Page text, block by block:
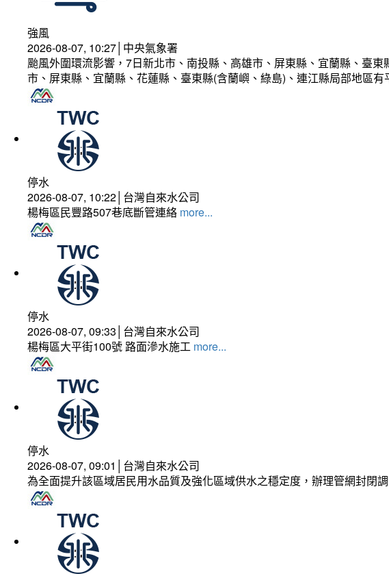
強風
2026-08-07, 10:27│中央氣象署
颱風外圍環流影響，7日新北市、南投縣、高雄市、屏東縣、宜蘭縣、臺
市、屏東縣、宜蘭縣、花蓮縣、臺東縣(含蘭嶼、綠島)、連江縣局部地區
停水
2026-08-07, 10:22│台灣自來水公司
楊梅區民豐路507巷底斷管連絡 more...
停水
2026-08-07, 09:33│台灣自來水公司
楊梅區大平街100號 路面滲水施工 more...
停水
2026-08-07, 09:01│台灣自來水公司
為全面提升該區域居民用水品質及強化區域供水之穩定度，辦理管網封閉